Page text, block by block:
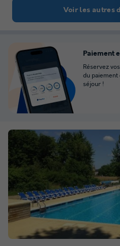
Voir les autres
Paiement
Réservez
du paiement
séjour !